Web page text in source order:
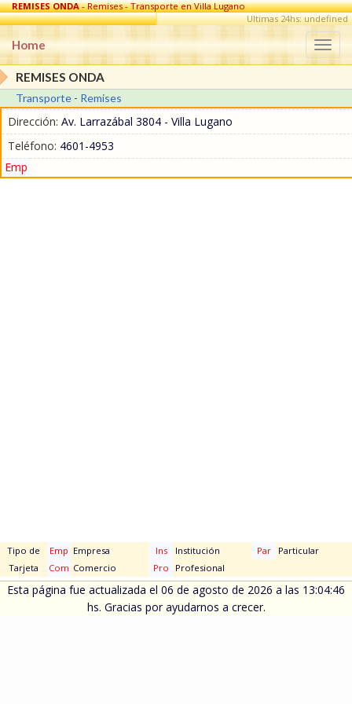
REMISES ONDA- Remises - Transporte en Villa Lugano
Ultimas 24hs: undefined
Home
REMISES ONDA
Transporte - Remises
Dirección: Av. Larrazábal 3804 - Villa Lugano
Teléfono: 4601-4953
Emp
Tipo de
Tarjeta
Emp Empresa Ins Institución Par
Particular
Com Comercio Pro Profesional
Esta página fue actualizada el 06 de agosto de 2026 a las 13:04:46
hs. Gracias por ayudarnos a crecer.